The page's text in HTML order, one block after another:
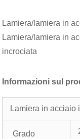
Lamiera/lamiera in
Lamiera/lamiera in
incrociata
Informazioni sul
Lamiera in acciaio
Grado